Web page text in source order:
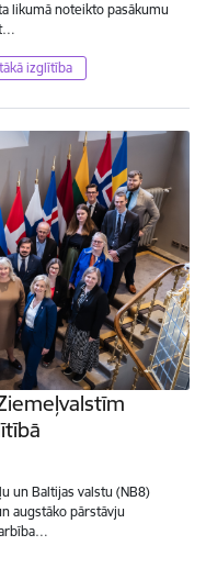
likumā noteikto pasākumu
izglītība
un Baltijas valstu (NB8)
augstāko pārstāvju